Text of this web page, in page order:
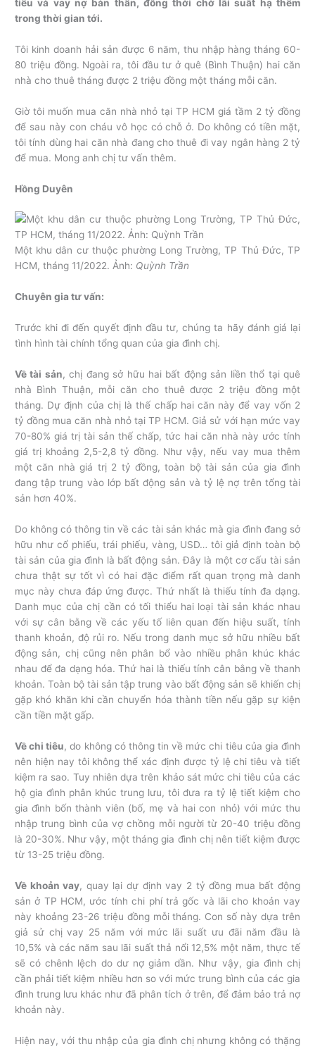
tiêu và vay nợ bản thân, đồng thời chờ lãi suất hạ thêm
trong thời gian tới.
Tôi kinh doanh hải sản được 6 năm, thu nhập hàng tháng 60-
80 triệu đồng. Ngoài ra, tôi đầu tư ở quê (Bình Thuận) hai căn
nhà cho thuê tháng được 2 triệu đồng một tháng mỗi căn.
Giờ tôi muốn mua căn nhà nhỏ tại TP HCM giá tầm 2 tỷ đồng
để sau này con cháu vô học có chỗ ở. Do không có tiền mặt,
tôi tính dùng hai căn nhà đang cho thuê đi vay ngân hàng 2 tỷ
để mua. Mong anh chị tư vấn thêm.
Hồng Duyên
Một khu dân cư thuộc phường Long Trường, TP Thủ Đức, TP
HCM, tháng 11/2022. Ảnh: Quỳnh Trần
Chuyên gia tư vấn:
Trước khi đi đến quyết định đầu tư, chúng ta hãy đánh giá lại
tình hình tài chính tổng quan của gia đình chị.
Về tài sản, chị đang sở hữu hai bất động sản liền thổ tại quê
nhà Bình Thuận, mỗi căn cho thuê được 2 triệu đồng một
tháng. Dự định của chị là thế chấp hai căn này để vay vốn 2
tỷ đồng mua căn nhà nhỏ tại TP HCM. Giả sử với hạn mức vay
70-80% giá trị tài sản thế chấp, tức hai căn nhà này ước tính
giá trị khoảng 2,5-2,8 tỷ đồng. Như vậy, nếu vay mua thêm
một căn nhà giá trị 2 tỷ đồng, toàn bộ tài sản của gia đình
đang tập trung vào lớp bất động sản và tỷ lệ nợ trên tổng tài
sản hơn 40%.
Do không có thông tin về các tài sản khác mà gia đình đang sở
hữu như cổ phiếu, trái phiếu, vàng, USD… tôi giả định toàn bộ
tài sản của gia đình là bất động sản. Đây là một cơ cấu tài sản
chưa thật sự tốt vì có hai đặc điểm rất quan trọng mà danh
mục này chưa đáp ứng được. Thứ nhất là thiếu tính đa dạng.
Danh mục của chị cần có tối thiểu hai loại tài sản khác nhau
với sự cân bằng về các yếu tố liên quan đến hiệu suất, tính
thanh khoản, độ rủi ro. Nếu trong danh mục sở hữu nhiều bất
động sản, chị cũng nên phân bổ vào nhiều phân khúc khác
nhau để đa dạng hóa. Thứ hai là thiếu tính cân bằng về thanh
khoản. Toàn bộ tài sản tập trung vào bất động sản sẽ khiến chị
gặp khó khăn khi cần chuyển hóa thành tiền nếu gặp sự kiện
cần tiền mặt gấp.
Về chi tiêu, do không có thông tin về mức chi tiêu của gia đình
nên hiện nay tôi không thể xác định được tỷ lệ chi tiêu và tiết
kiệm ra sao. Tuy nhiên dựa trên khảo sát mức chi tiêu của các
hộ gia đình phân khúc trung lưu, tôi đưa ra tỷ lệ tiết kiệm cho
gia đình bốn thành viên (bố, mẹ và hai con nhỏ) với mức thu
nhập trung bình của vợ chồng mỗi người từ 20-40 triệu đồng
là 20-30%. Như vậy, một tháng gia đình chị nên tiết kiệm được
từ 13-25 triệu đồng.
Về khoản vay, quay lại dự định vay 2 tỷ đồng mua bất động
sản ở TP HCM, ước tính chi phí trả gốc và lãi cho khoản vay
này khoảng 23-26 triệu đồng mỗi tháng. Con số này dựa trên
giả sử chị vay 25 năm với mức lãi suất ưu đãi năm đầu là
10,5% và các năm sau lãi suất thả nổi 12,5% một năm, thực tế
sẽ có chênh lệch do dư nợ giảm dần. Như vậy, gia đình chị
cần phải tiết kiệm nhiều hơn so với mức trung bình của các gia
đình trung lưu khác như đã phân tích ở trên, để đảm bảo trả nợ
khoản này.
Hiện nay, với thu nhập của gia đình chị nhưng không có thặng